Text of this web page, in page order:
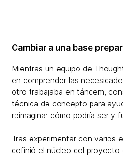
Cambiar a una base
Mientras un equipo de
en comprender las
otro trabajaba en tándem,
técnica de concepto para
reimaginar cómo podría ser y
Tras experimentar con varios
definió el núcleo del proyecto